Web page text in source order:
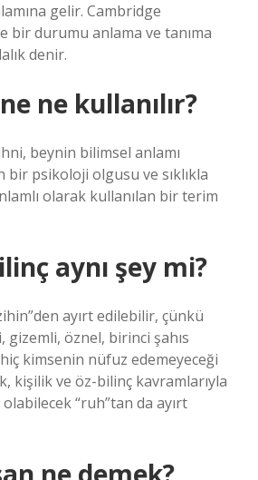
gelir. Cambridge
bir durumu anlama ve tanıma
denir.
ne kullanılır?
beynin bilimsel anlamı
bir psikoloji olgusu ve sıklıkla
olarak kullanılan bir terim
aynı şey mi?
ayırt edilebilir, çünkü
gizemli, öznel, birinci şahıs
kimsenin nüfuz edemeyeceği
kişilik ve öz-bilinç kavramlarıyla
“ruh”tan da ayırt